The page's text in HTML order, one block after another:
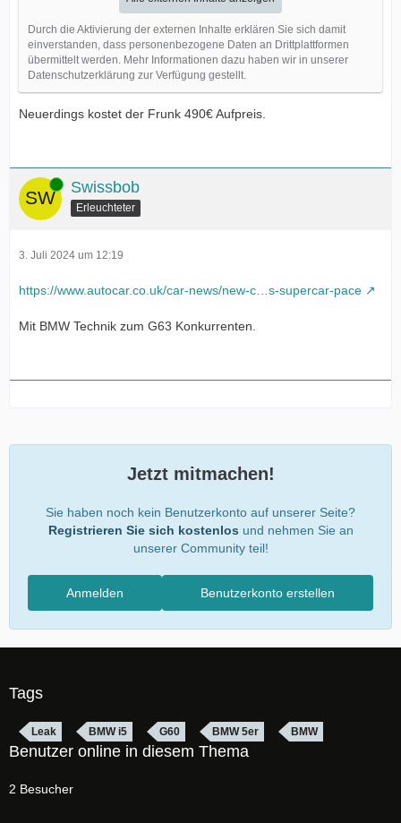
Durch die Aktivierung der externen Inhalte erklären Sie sich damit
einverstanden, dass personenbezogene Daten an Drittplattformen
übermittelt werden. Mehr Informationen dazu haben wir in unserer
Datenschutzerklärung zur Verfügung gestellt.
Neuerdings kostet der Frunk 490€ Aufpreis.
Online Swissbob
Erleuchteter
3. Juli 2024 um 12:19
https://www.autocar.co.uk/car-news/new-c…s-supercar-pace
Mit BMW Technik zum G63 Konkurrenten.
Jetzt mitmachen!
Sie haben noch kein Benutzerkonto auf unserer Seite?
Registrieren Sie sich kostenlos und nehmen Sie an
unserer Community teil!
Benutzerkonto erstellen
Anmelden
Tags
Leak BMW i5 G60 BMW 5er BMW
Benutzer online in diesem Thema
2 Besucher